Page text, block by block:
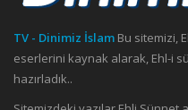
TV - Dinimiz İslam Bu sitemizi,
eserlerini kaynak alarak, Ehl-i
hazırladık..